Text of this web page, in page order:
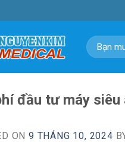
Tìm
kiếm:
đầu tư máy
ON9 THÁNG 10, 2024